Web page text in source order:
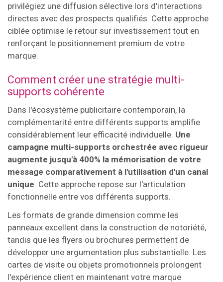
privilégiez une diffusion sélective lors d'interactions
directes avec des prospects qualifiés. Cette approche
ciblée optimise le retour sur investissement tout en
renforçant le positionnement premium de votre
marque.
Comment créer une stratégie multi-
supports cohérente
Dans l'écosystème publicitaire contemporain, la
complémentarité entre différents supports amplifie
considérablement leur efficacité individuelle. Une
campagne multi-supports orchestrée avec rigueur
augmente jusqu'à 400% la mémorisation de votre
message comparativement à l'utilisation d'un canal
unique. Cette approche repose sur l'articulation
fonctionnelle entre vos différents supports.
Les formats de grande dimension comme les
panneaux excellent dans la construction de notoriété,
tandis que les flyers ou brochures permettent de
développer une argumentation plus substantielle. Les
cartes de visite ou objets promotionnels prolongent
l'expérience client en maintenant votre marque